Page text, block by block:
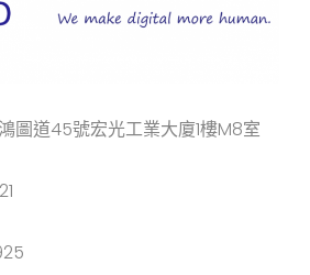
圖道45號宏光工業大廈1樓M8室